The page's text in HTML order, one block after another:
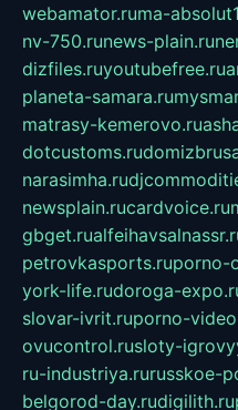
webamator.ruma-
nv-750.runews-plain.ru
dizfiles.ruyoutubefree.ru
planeta-samara.ru
matrasy-kemerovo.ru
dotcustoms.ru
narasimha.ru
newsplain.rucardvoice.ru
gbget.ru
petrovkasports.ruporno-
york-life.rudoroga-
slovar-ivrit.ruporno-
ovucontrol.rusloty-
ru-industriya.rurusskoe-
belgorod-day.rudigilith.ru